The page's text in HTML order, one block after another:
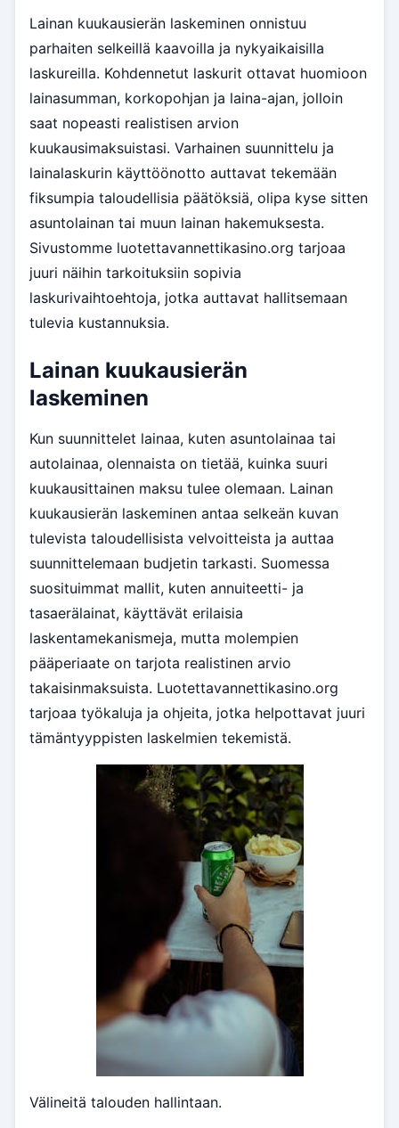
Lainan kuukausierän laskeminen onnistuu
parhaiten selkeillä kaavoilla ja nykyaikaisilla
laskureilla. Kohdennetut laskurit ottavat huomioon
lainasumman, korkopohjan ja laina-ajan, jolloin
saat nopeasti realistisen arvion
kuukausimaksuistasi. Varhainen suunnittelu ja
lainalaskurin käyttöönotto auttavat tekemään
fiksumpia taloudellisia päätöksiä, olipa kyse sitten
asuntolainan tai muun lainan hakemuksesta.
Sivustomme luotettavannettikasino.org tarjoaa
juuri näihin tarkoituksiin sopivia
laskurivaihtoehtoja, jotka auttavat hallitsemaan
tulevia kustannuksia.
Lainan kuukausierän
laskeminen
Kun suunnittelet lainaa, kuten asuntolainaa tai
autolainaa, olennaista on tietää, kuinka suuri
kuukausittainen maksu tulee olemaan. Lainan
kuukausierän laskeminen antaa selkeän kuvan
tulevista taloudellisista velvoitteista ja auttaa
suunnittelemaan budjetin tarkasti. Suomessa
suosituimmat mallit, kuten annuiteetti- ja
tasaerälainat, käyttävät erilaisia
laskentamekanismeja, mutta molempien
pääperiaate on tarjota realistinen arvio
takaisinmaksuista. Luotettavannettikasino.org
tarjoaa työkaluja ja ohjeita, jotka helpottavat juuri
tämäntyyppisten laskelmien tekemistä.
Välineitä talouden hallintaan.